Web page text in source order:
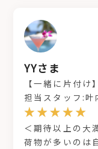
YYさま
【一緒に片付け
担当スタッフ:叶
＜期待以上の大
荷物が多いのは